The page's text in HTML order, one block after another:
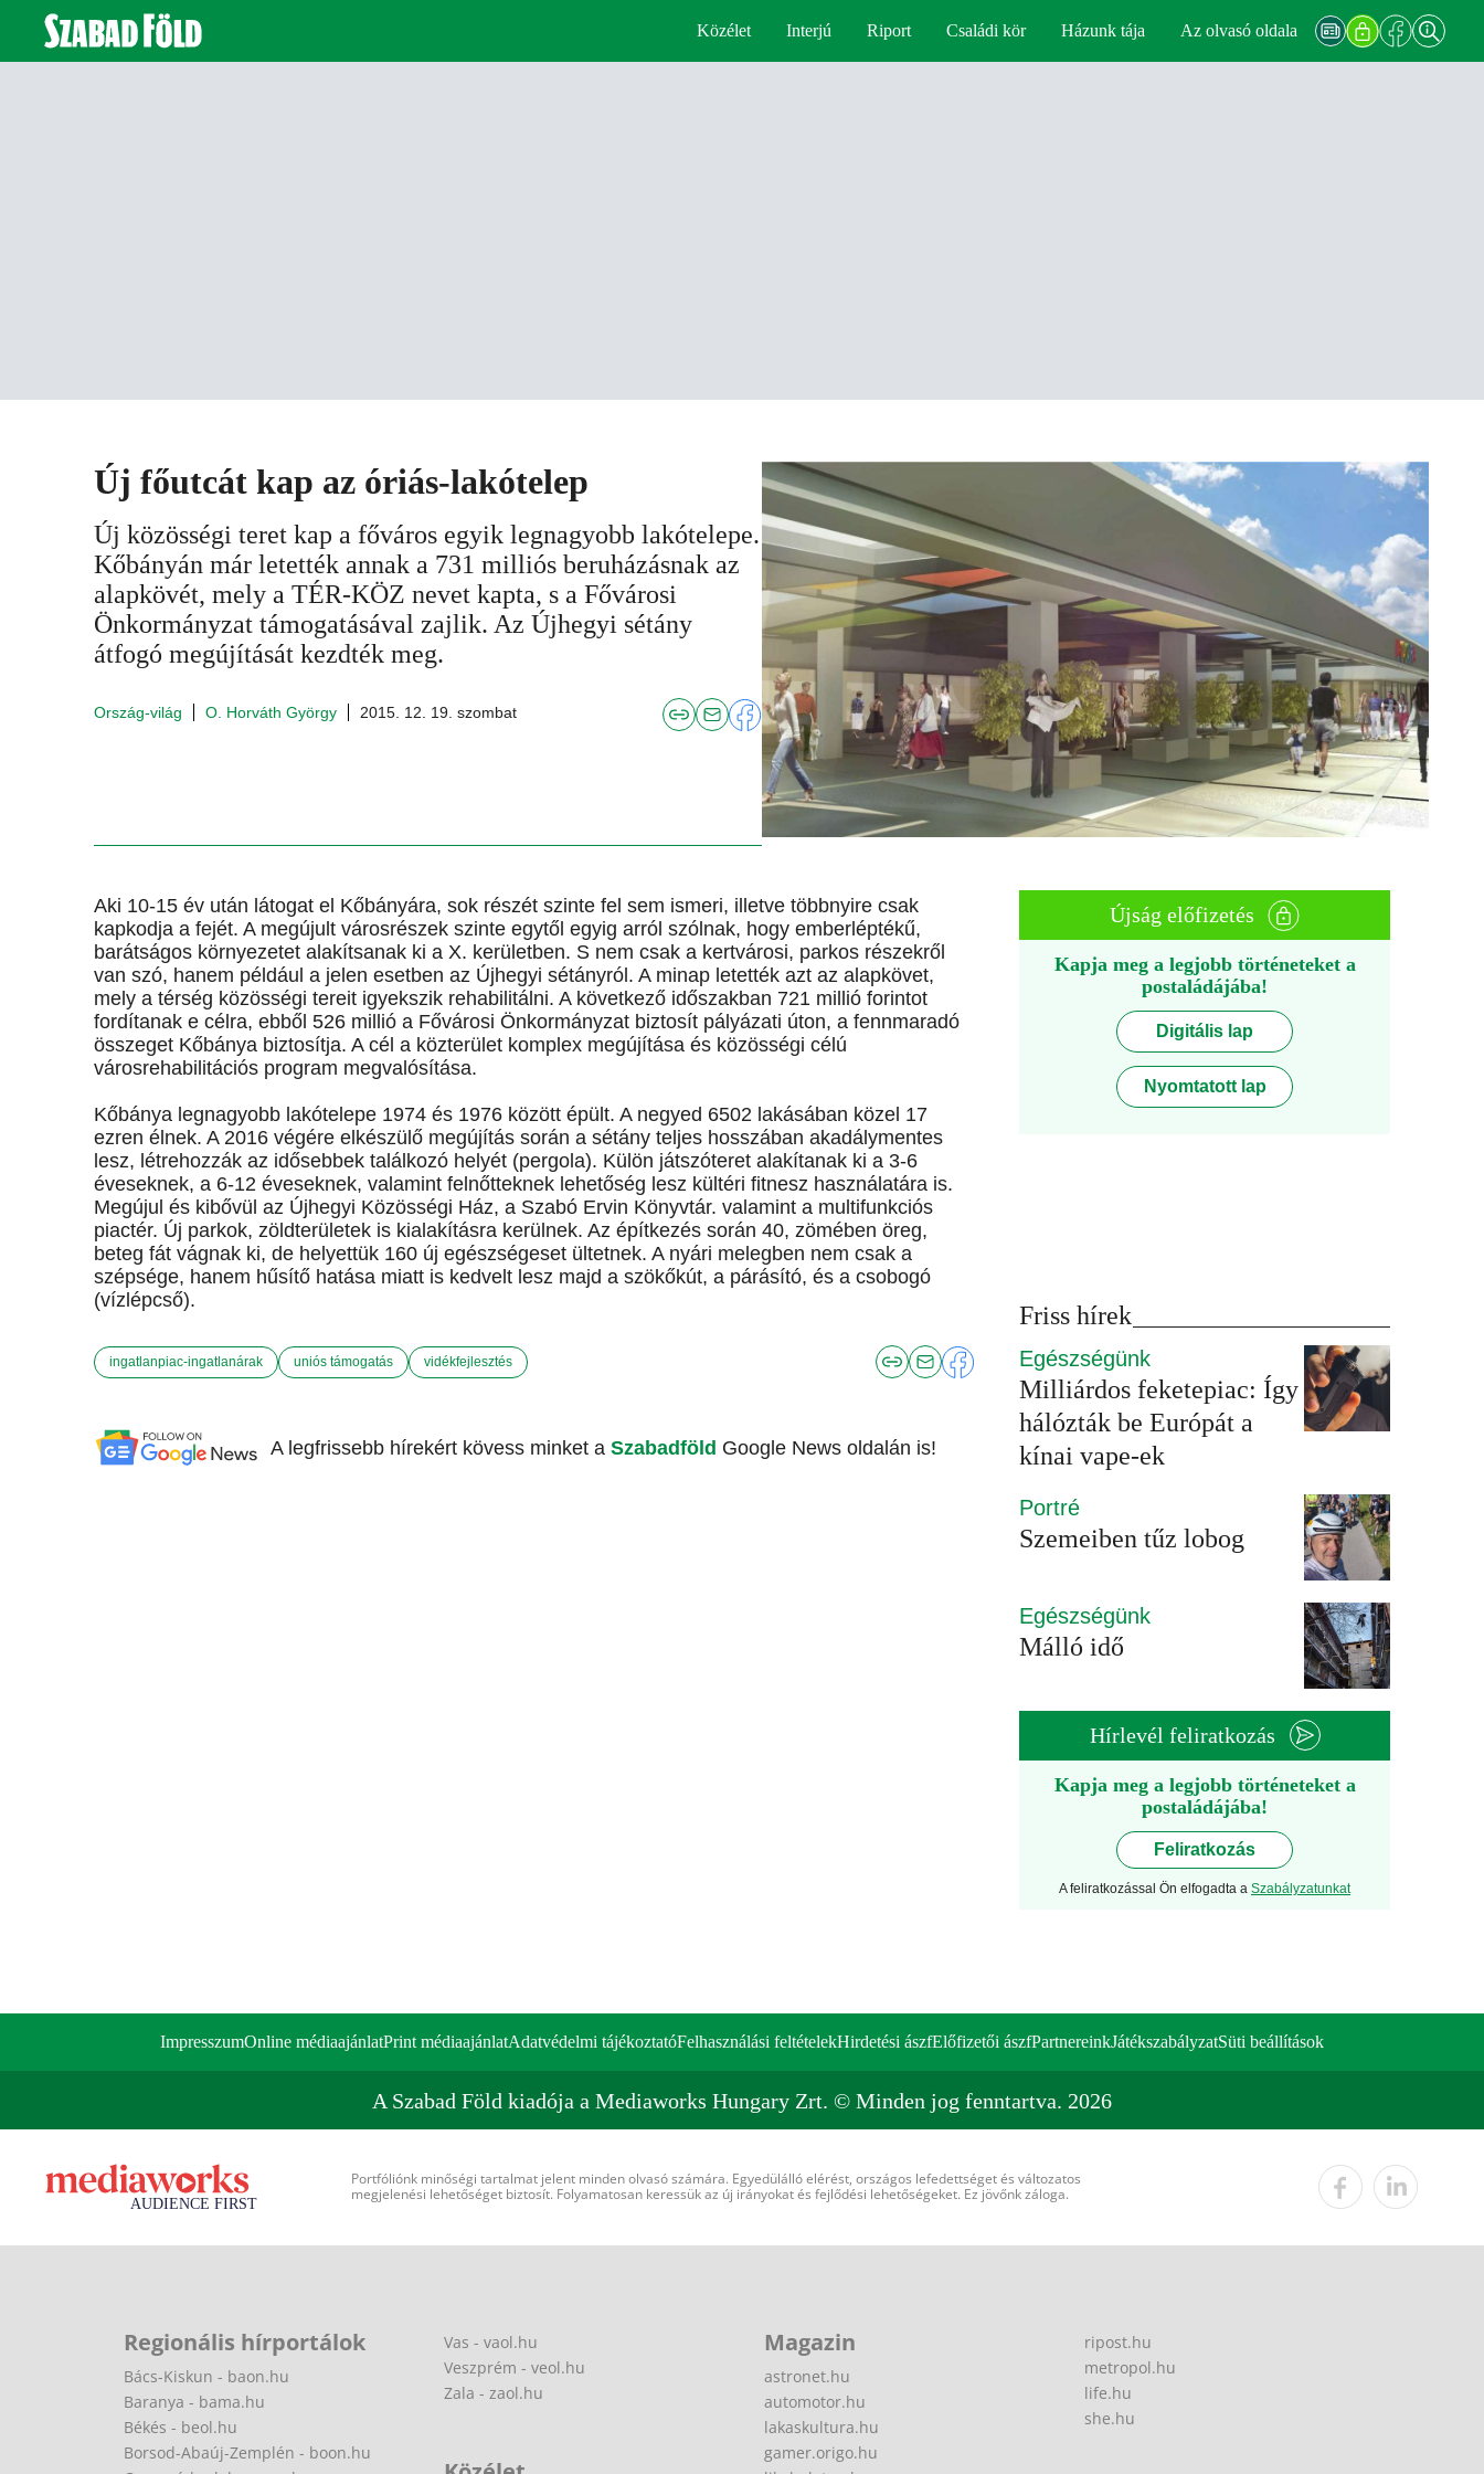
Közélet Interjú Riport Családi kör Házunk tája Az olvasó oldala
Új főutcát kap az óriás-lakótelep
Új közösségi teret kap a főváros egyik legnagyobb lakótelepe.
Kőbányán már letették annak a 731 milliós beruházásnak az
alapkövét, mely a TÉR-KÖZ nevet kapta, s a Fővárosi
Önkormányzat támogatásával zajlik. Az Újhegyi sétány
átfogó megújítását kezdték meg.
Ország-világ O. Horváth György 2015. 12. 19. szombat
Aki 10-15 év után látogat el Kőbányára, sok részét szinte fel sem ismeri, illetve többnyire csak
kapkodja a fejét. A megújult városrészek szinte egytől egyig arról szólnak, hogy emberléptékű,
barátságos környezetet alakítsanak ki a X. kerületben. S nem csak a kertvárosi, parkos részekről
van szó, hanem például a jelen esetben az Újhegyi sétányról. A minap letették azt az alapkövet,
mely a térség közösségi tereit igyekszik rehabilitálni. A következő időszakban 721 millió forintot
fordítanak e célra, ebből 526 millió a Fővárosi Önkormányzat biztosít pályázati úton, a fennmaradó
összeget Kőbánya biztosítja. A cél a közterület komplex megújítása és közösségi célú
városrehabilitációs program megvalósítása.
Kőbánya legnagyobb lakótelepe 1974 és 1976 között épült. A negyed 6502 lakásában közel 17
ezren élnek. A 2016 végére elkészülő megújítás során a sétány teljes hosszában akadálymentes
lesz, létrehozzák az idősebbek találkozó helyét (pergola). Külön játszóteret alakítanak ki a 3-6
éveseknek, a 6-12 éveseknek, valamint felnőtteknek lehetőség lesz kültéri fitnesz használatára is.
Megújul és kibővül az Újhegyi Közösségi Ház, a Szabó Ervin Könyvtár. valamint a multifunkciós
piactér. Új parkok, zöldterületek is kialakításra kerülnek. Az építkezés során 40, zömében öreg,
beteg fát vágnak ki, de helyettük 160 új egészségeset ültetnek. A nyári melegben nem csak a
szépsége, hanem hűsítő hatása miatt is kedvelt lesz majd a szökőkút, a párásító, és a csobogó
(vízlépcső).
ingatlanpiac-ingatlanárak uniós támogatás vidékfejlesztés
A legfrissebb hírekért kövess minket a Szabadföld Google News oldalán is!
Újság előfizetés
Kapja meg a legjobb történeteket a
postaládájába!
Digitális lap
Nyomtatott lap
Friss hírek
Egészségünk
Milliárdos feketepiac: Így
hálózták be Európát a
kínai vape-ek
Portré
Szemeiben tűz lobog
Egészségünk
Málló idő
Hírlevél feliratkozás
Kapja meg a legjobb történeteket a
postaládájába!
Feliratkozás
A feliratkozással Ön elfogadta a Szabályzatunkat
ImpresszumOnline médiaajánlatPrint médiaajánlatAdatvédelmi tájékoztatóFelhasználási feltételekHirdetési ászfElőfizetői ászfPartnereinkJátékszabályzatSüti beállítások
A Szabad Föld kiadója a Mediaworks Hungary Zrt. © Minden jog fenntartva. 2026
Portfóliónk minőségi tartalmat jelent minden olvasó számára. Egyedülálló elérést, országos lefedettséget és változatos
megjelenési lehetőséget biztosít. Folyamatosan keressük az új irányokat és fejlődési lehetőségeket. Ez jövőnk záloga.
Regionális hírportálok
Bács-Kiskun - baon.hu
Baranya - bama.hu
Békés - beol.hu
Borsod-Abaúj-Zemplén - boon.hu
Vas - vaol.hu
Veszprém - veol.hu
Zala - zaol.hu
Magazin
astronet.hu
automotor.hu
lakaskultura.hu
gamer.origo.hu
ripost.hu
metropol.hu
life.hu
she.hu